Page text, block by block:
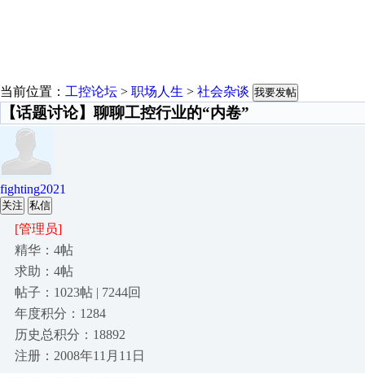
当前位置： 工控论坛 > 职场人生 > 社会杂谈 我要发帖
【话题讨论】聊聊工控行业的“内卷”
fighting2021
关注 私信
[管理员]
精华：4帖
求助：4帖
帖子：1023帖 | 7244回
年度积分：1284
历史总积分：18892
注册：2008年11月11日